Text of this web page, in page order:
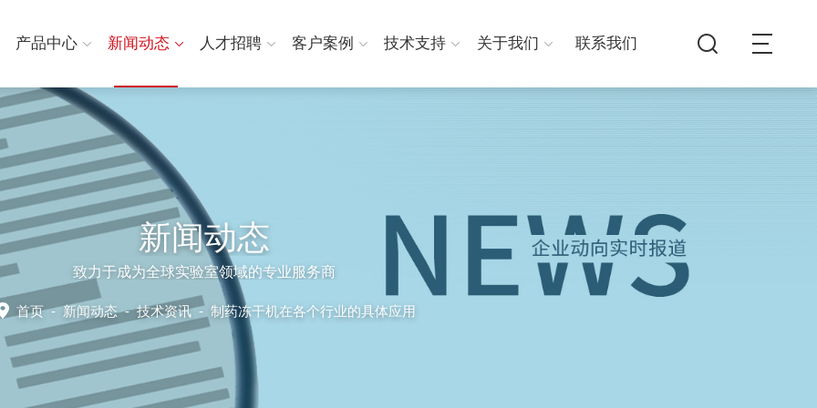
产品中心 新闻动态 人才招聘 客户案例 技术支持 关于我们 联系我们
新闻动态
致力于成为全球实验室领域的专业服务商
首页-新闻动态-技术资讯 - 制药冻干机在各个行业的具体应用